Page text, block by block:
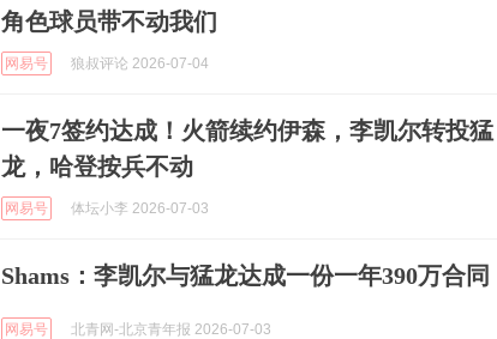
角色球员带不动我们
网易号 狼叔评论 2026-07-04
一夜7签约达成！火箭续约伊森，李凯尔转投猛
龙，哈登按兵不动
网易号 体坛小李 2026-07-03
Shams：李凯尔与猛龙达成一份一年390万合同
网易号 北青网-北京青年报 2026-07-03